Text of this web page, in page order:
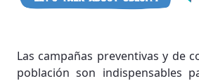
Las campañas preventivas y de
población son indispensables